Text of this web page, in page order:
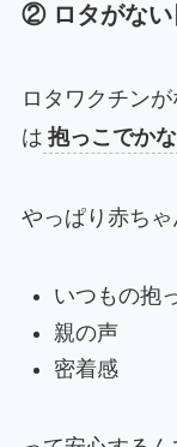
② ロタがない
ロタワクチン
は 抱っこでか
やっぱり赤ちゃ
いつもの抱
親の声
密着感